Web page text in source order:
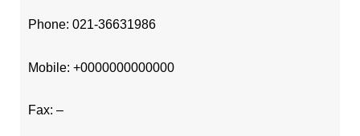
Phone: 021-36631986
Mobile: +0000000000000
Fax: –